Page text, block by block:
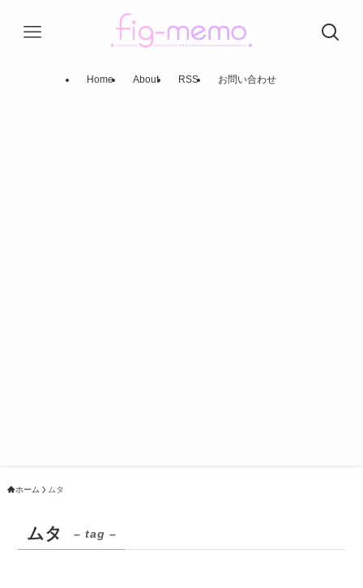
Home About RSS お問い合わせ
ホーム ムタ
ムタ – tag –